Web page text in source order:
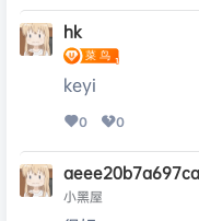
hk
keyi
0 0
小黑屋